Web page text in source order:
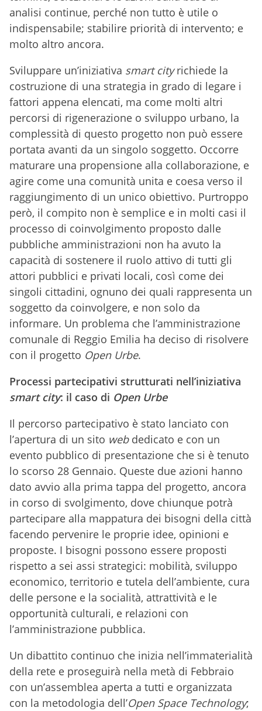
analisi continue, perché non tutto è utile o
indispensabile; stabilire priorità di intervento; e
molto altro ancora.
Sviluppare un’iniziativa smart cityrichiede la
costruzione di una strategia in grado di legare i
fattori appena elencati, ma come molti altri
percorsi di rigenerazione o sviluppo urbano, la
complessità di questo progetto non può essere
portata avanti da un singolo soggetto. Occorre
maturare una propensione alla collaborazione, e
agire come una comunità unita e coesa verso il
raggiungimento di un unico obiettivo. Purtroppo
però, il compito non è semplice e in molti casi il
processo di coinvolgimento proposto dalle
pubbliche amministrazioni non ha avuto la
capacità di sostenere il ruolo attivo di tutti gli
attori pubblici e privati locali, così come dei
singoli cittadini, ognuno dei quali rappresenta un
soggetto da coinvolgere, e non solo da
informare. Un problema che l’amministrazione
comunale di Reggio Emilia ha deciso di risolvere
con il progetto Open Urbe.
Processi partecipativi strutturati nell’iniziativa
smart city: il caso di Open Urbe
Il percorso partecipativo è stato lanciato con
l’apertura di un sito webdedicato e con un
evento pubblico di presentazione che si è tenuto
lo scorso 28 Gennaio. Queste due azioni hanno
dato avvio alla prima tappa del progetto, ancora
in corso di svolgimento, dove chiunque potrà
partecipare alla mappatura dei bisogni della città
facendo pervenire le proprie idee, opinioni e
proposte. I bisogni possono essere proposti
rispetto a sei assi strategici: mobilità, sviluppo
economico, territorio e tutela dell’ambiente, cura
delle persone e la socialità, attrattività e le
opportunità culturali, e relazioni con
l’amministrazione pubblica.
Un dibattito continuo che inizia nell’immaterialità
della rete e proseguirà nella metà di Febbraio
con un’assemblea aperta a tutti e organizzata
con la metodologia dell’Open Space Technology;